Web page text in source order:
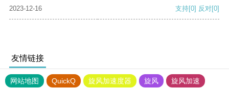
2023-12-16 支持[0] 反对[0]
友情链接
网站地图 QuickQ 旋风加速度器 旋风
旋风加速